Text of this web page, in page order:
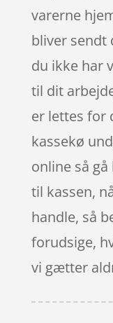
varerne
bliver sendt
du ikke har
til dit
er lettes for
kassekø
online så
til kassen,
handle, så
forudsige,
vi gætter